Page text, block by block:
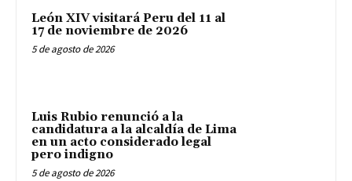
León XIV visitará Peru del 11 al
17 de noviembre de 2026
5 de agosto de 2026
Luis Rubio renunció a la
candidatura a la alcaldía de Lima
en un acto considerado legal
pero indigno
5 de agosto de 2026